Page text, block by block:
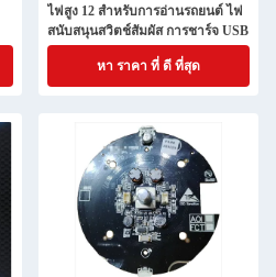
ไฟสูง 12 สําหรับการอ่านรถยนต์ ไฟ
สนับสนุนสวิตช์สัมผัส การชาร์จ USB
หา ราคา ที่ ดี ที่สุด